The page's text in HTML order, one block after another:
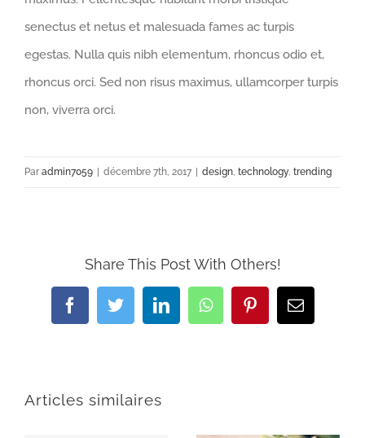
senectus et netus et malesuada fames ac turpis
egestas. Nulla quis nibh elementum, rhoncus odio et,
rhoncus orci. Sed non risus maximus, ullamcorper turpis
non, viverra orci.
Par admin7059 | décembre 7th, 2017 | design technology, trending
Share This Post With Others!
FacebookTwitterLinkedInWhatsAppPinterestEmail
Articles similaires